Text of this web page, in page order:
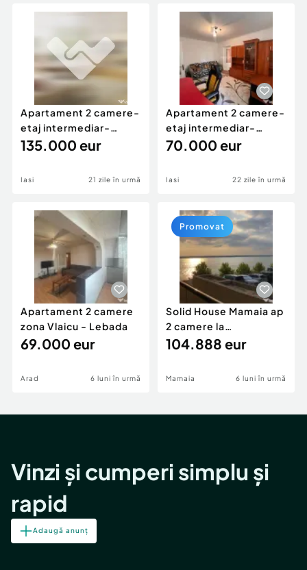
Animale de companie
Afaceri și echipamente profesionale
Inchiriere Bunuri si Vehicule
Utilaje agricole si industriale
Piese auto si accesorii
Dacia Duster
Apartament 2 camere-
etaj intermediar-
Tătărași-Bloc nou
135.000 eur
Iasi 21 zile în urmă
Apartament 2 camere-
etaj intermediar-
Tătărași, Doi Băie?
70.000 eur
Iasi 22 zile în urmă
Apartament 2 camere
zona Vlaicu - Lebada
69.000 eur
Arad 6 luni în urmă
Solid House Mamaia ap
2 camere la
cheie,langa Mega
104.888 eur
Mamaia 6 luni în urmă
Promovat
Vinzi și cumperi simplu și
rapid
Adaugă anunț